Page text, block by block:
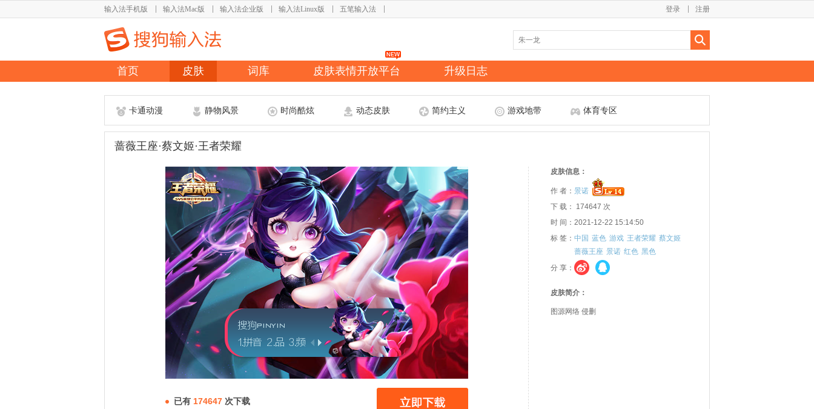
输入法手机版 输入法Mac版 输入法企业版 输入法Linux版 五笔输入法 注册
登录
首页 皮肤 词库 皮肤表情开放平台 升级日志
卡通动漫 静物风景 时尚酷炫 动态皮肤 简约主义 游戏地带 体育专区
蔷薇王座·蔡文姬·王者荣耀
已有 174647 次下载
皮肤信息：
作 者： 景诺
下 载： 174647 次
时 间：2021-12-22 15:14:50
标 签： 中国 蓝色 游戏 王者荣耀 蔡文姬
蔷薇王座 景诺 红色 黑色
分 享：
皮肤简介：
图源网络 侵删